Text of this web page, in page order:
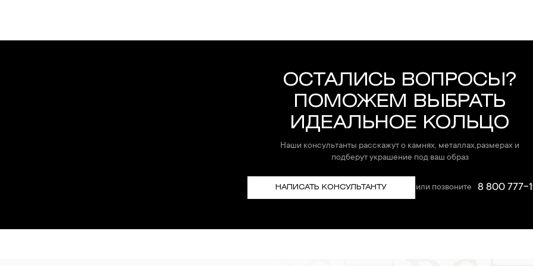
ОСТАЛИСЬ ВОПРОСЫ?
ПОМОЖЕМ ВЫБРАТЬ
ИДЕАЛЬНОЕ КОЛЬЦО
Наши консультанты расскажут о камнях, металлах,размерах и
подберут украшение под ваш образ
НАПИСАТЬ КОНСУЛЬТАНТУ или позвоните 8 800 777-